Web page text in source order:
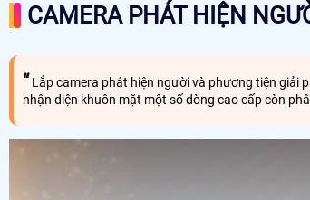
CAMERA PHÁT HIỆN
Lắp camera phát hiện người và phương tiện giải
nhận diện khuôn mặt một số dòng cao cấp còn